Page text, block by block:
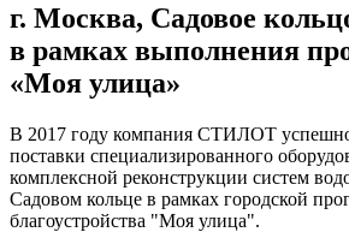
г. Москва, Садовое
в рамках выполнения
«Моя улица»
В 2017 году компания СТИЛОТ
поставки специализированного
комплексной реконструкции систем
Садовом кольце в рамках городской
благоустройства "Моя улица".